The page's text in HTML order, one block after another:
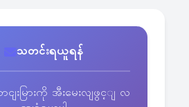
သတင်းရယူရန်
ျးမြားကို အီးမေးလျဖွင့ျ လ